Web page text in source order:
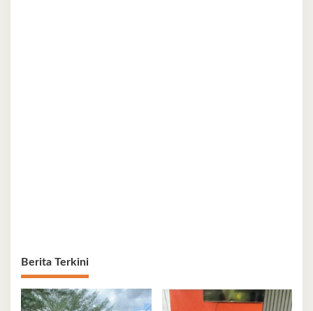
Berita Terkini